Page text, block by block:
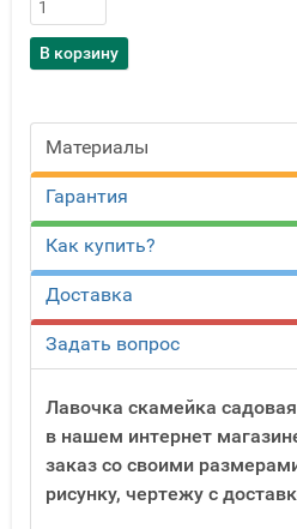
Материалы
Гарантия
Как купить?
Доставка
Задать вопрос
Лавочка скамейка
в нашем интернет
заказ со своими
рисунку, чертежу с